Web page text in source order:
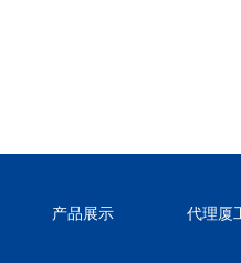
产品展示 代理厦